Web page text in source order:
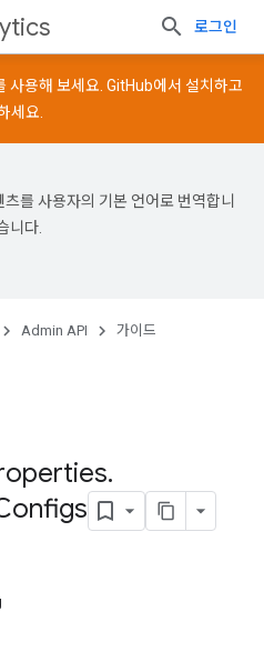
로그인
사용해 보세요. GitHub에서 설치하고
세요.
를 사용자의 기본 언어로 번역합니
니다.
Admin API 가이드
.